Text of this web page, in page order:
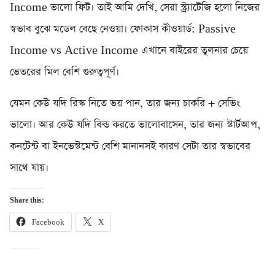
Income ভালো ফিট। তাই আমি দেখি, সেরা স্ট্র্যাটেজি হলো নিজের
স্বভাব বুঝে মডেল বেছে নেওয়া। ফোকাস কীওয়ার্ড: Passive
Income vs Active Income এখানে বাইরের তুলনার চেয়ে
ভেতরের মিল বেশি গুরুত্বপূর্ণ।
যেমন কেউ যদি রিস্ক নিতে ভয় পান, তার জন্য চাকরি + সেভিং
ভালো। আর কেউ যদি বিল্ড করতে ভালোবাসেন, তার জন্য স্টার্টআপ,
কনটেন্ট বা ইনভেস্টমেন্ট বেশি মানানসই কারণ সেটা তার স্বভাবের
সাথে যায়।
Share this:
Facebook X